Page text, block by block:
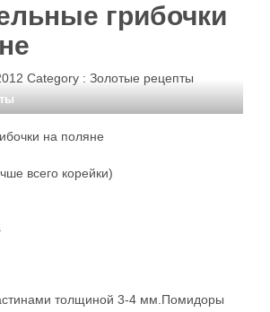
грибочки
Category : Золотые рецепты
на поляне
всего корейки)
толщиной 3-4 мм.Помидоры